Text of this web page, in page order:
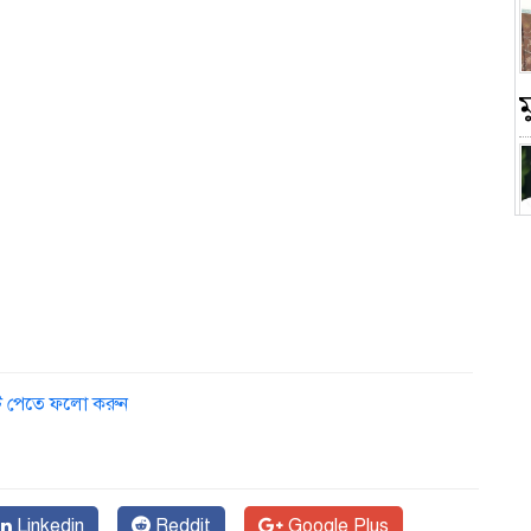
পেতে ফলো করুন
Linkedin Reddit Google Plus